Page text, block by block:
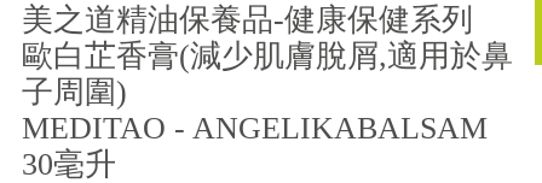
美之道精油保養品-健康保健系列
歐白芷香膏(減少肌膚脫屑,適用於鼻
子周圍)
MEDITAO - ANGELIKABALSAM
30毫升